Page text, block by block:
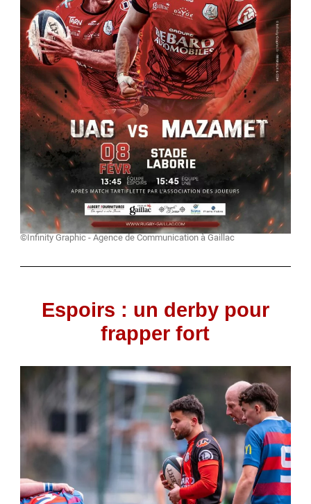
©Infinity Graphic - Agence de Communication à Gaillac
Espoirs : un derby pour
frapper fort